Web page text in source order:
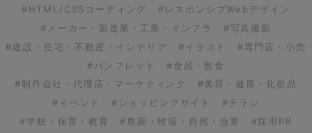
#HTML/CSSコーディング
#レスポンシブWebデザイン
#メーカー・製造業・工業・インフラ
#写真撮影
#建設・住宅・不動産・インテリア
#イラスト
#専門店・小売
#パンフレット
#食品・飲食
#制作会社・代理店・マーケティング
#美容・健康・化粧品
#イベント
#ショッピングサイト
#チラシ
#学校・保育・教育
#農園・牧場・自然・漁業
#採用PR